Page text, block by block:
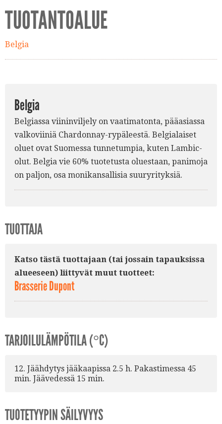
TUOTANTOALUE
Belgia
Belgia
Belgiassa viininviljely on vaatimatonta, pääasiassa
valkoviiniä Chardonnay-rypäleestä. Belgialaiset
oluet ovat Suomessa tunnetumpia, kuten Lambic-
olut. Belgia vie 60% tuotetusta oluestaan, panimoja
on paljon, osa monikansallisia suuryrityksiä.
TUOTTAJA
Katso tästä tuottajaan (tai jossain tapauksissa
alueeseen) liittyvät muut tuotteet:
Brasserie Dupont
TARJOILULÄMPÖTILA (°C)
12. Jäähdytys jääkaapissa 2.5 h. Pakastimessa 45
min. Jäävedessä 15 min.
TUOTETYYPIN SÄILYVYYS